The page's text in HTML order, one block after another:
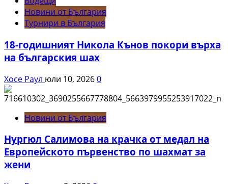
Новини от България
Турнири в България
18-годишният Никола Кънов покори върха
на българския шах
Хосе Раул юли 10, 20260
Новини от България
Нургюл Салимова на крачка от медал на
Европейското първенство по шахмат за
жени